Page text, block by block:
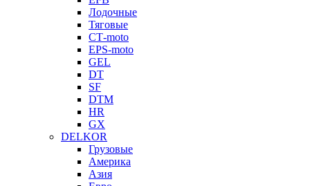
Лодочные
Тяговые
СТ-moto
EPS-moto
GEL
DT
SF
DTM
HR
GX
DELKOR
Грузовые
Америка
Азия